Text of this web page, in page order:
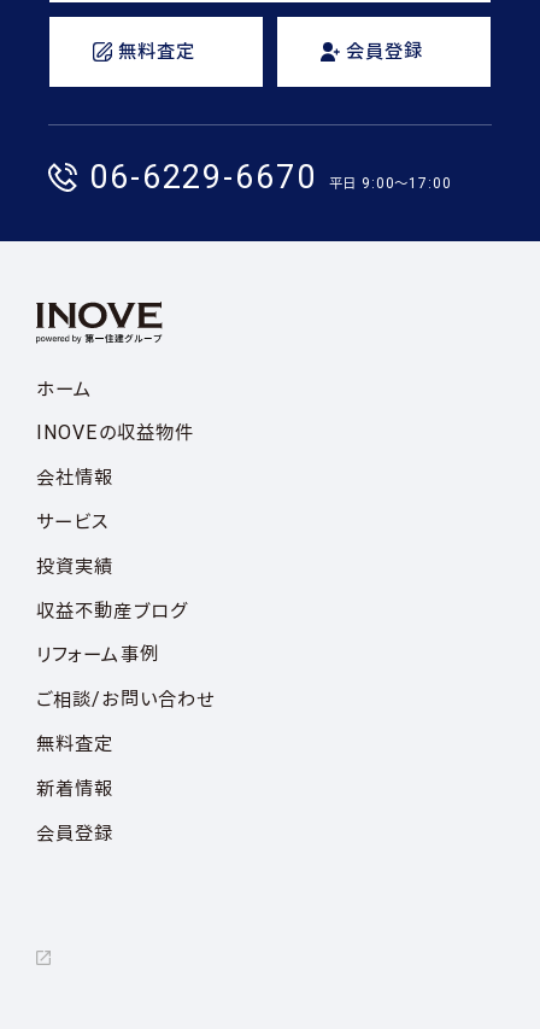
無料査定 会員登録
06-6229-6670 平日 9:00〜17:00
ホーム
INOVEの収益物件
会社情報
サービス
投資実績
収益不動産ブログ
リフォーム事例
ご相談/お問い合わせ
無料査定
新着情報
会員登録